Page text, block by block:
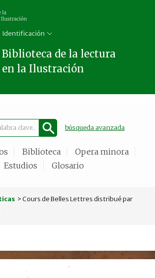
Identificación
Biblioteca de la lectura
en la Ilustración
búsqueda avanzada
Biblioteca
Opera minora
Estudios
Glosario
> Cours de Belles Lettres distribué par